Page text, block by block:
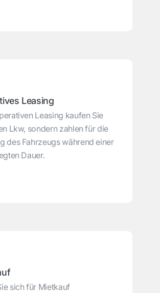
Leasing
Leasing kaufen Sie
Lkw, sondern zahlen für die
des Fahrzeugs während einer
Dauer.
sich für Mietkauf